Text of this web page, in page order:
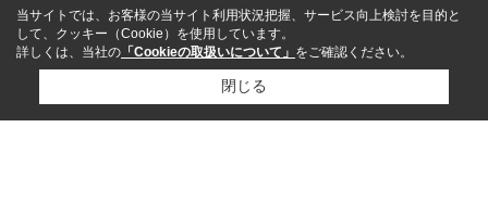
当サイトでは、お客様の当サイト利用状況把握、サービス向上検討を目的と
して、クッキー（Cookie）を使用しています。
詳しくは、当社の 「Cookieの取扱いについて」 をご確認ください。
閉じる